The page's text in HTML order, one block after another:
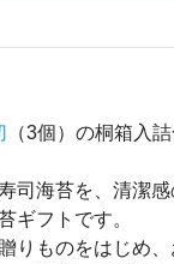
（3個）の桐箱入
司海苔を、清潔
ギフトです。
りものをはじめ